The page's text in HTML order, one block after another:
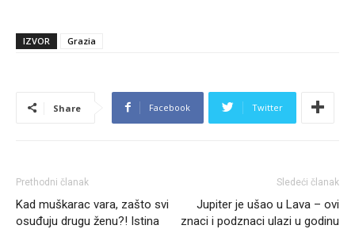
IZVOR Grazia
Share Facebook Twitter
Prethodni članak
Kad muškarac vara, zašto svi
osuđuju drugu ženu?! Istina
Sledeći članak
Jupiter je ušao u Lava – ovi
znaci i podznaci ulazi u godinu